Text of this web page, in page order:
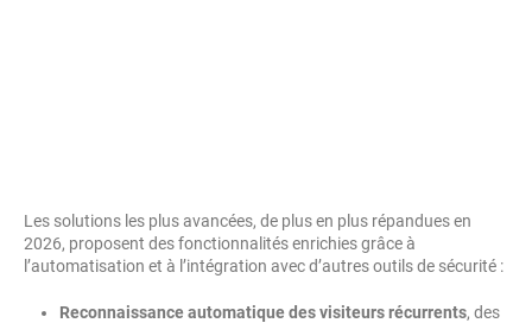
Les solutions les plus avancées, de plus en plus répandues en
2026, proposent des fonctionnalités enrichies grâce à
l’automatisation et à l’intégration avec d’autres outils de sécurité :
Reconnaissance automatique des visiteurs récurrents, des